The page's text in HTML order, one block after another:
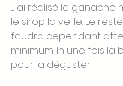
J'ai réalisé la ganache
le sirop la veille. Le reste
faudra cependant
minimum 1h une fois la
pour la déguster.